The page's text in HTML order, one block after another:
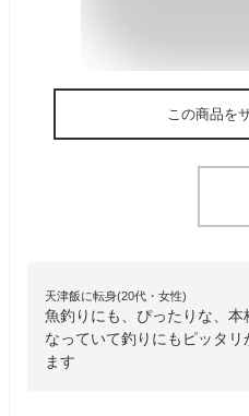
この商品を
天津飯に転身(20代・女性)
魚釣りにも、ぴったりな、
なっていて釣りにもピッタ
ます